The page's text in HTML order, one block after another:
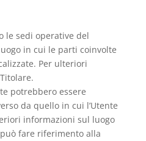
le sedi operative del
in cui le parti coinvolte
Per ulteriori
potrebbero essere
da quello in cui l’Utente
informazioni sul luogo
fare riferimento alla